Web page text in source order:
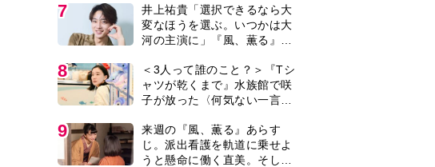
紙を今も支えに」【2026上半
期BEST】
7
井上祐貴「選択できるなら大
変なほうを選ぶ。いつかは大
河の主演に」『風、薫る』で
8
＜3人って誰のこと？＞『Tシ
ャツが乾くまで』水族館で咲
子が放った〈何気ない一言〉
線？」「子どもの話だと…」
9
来週の『風、薫る』あらす
じ。派出看護を軌道に乗せよ
うと懸命に働く直美。そして